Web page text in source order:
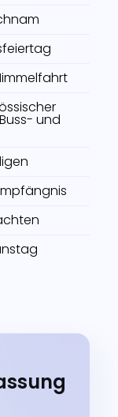
und